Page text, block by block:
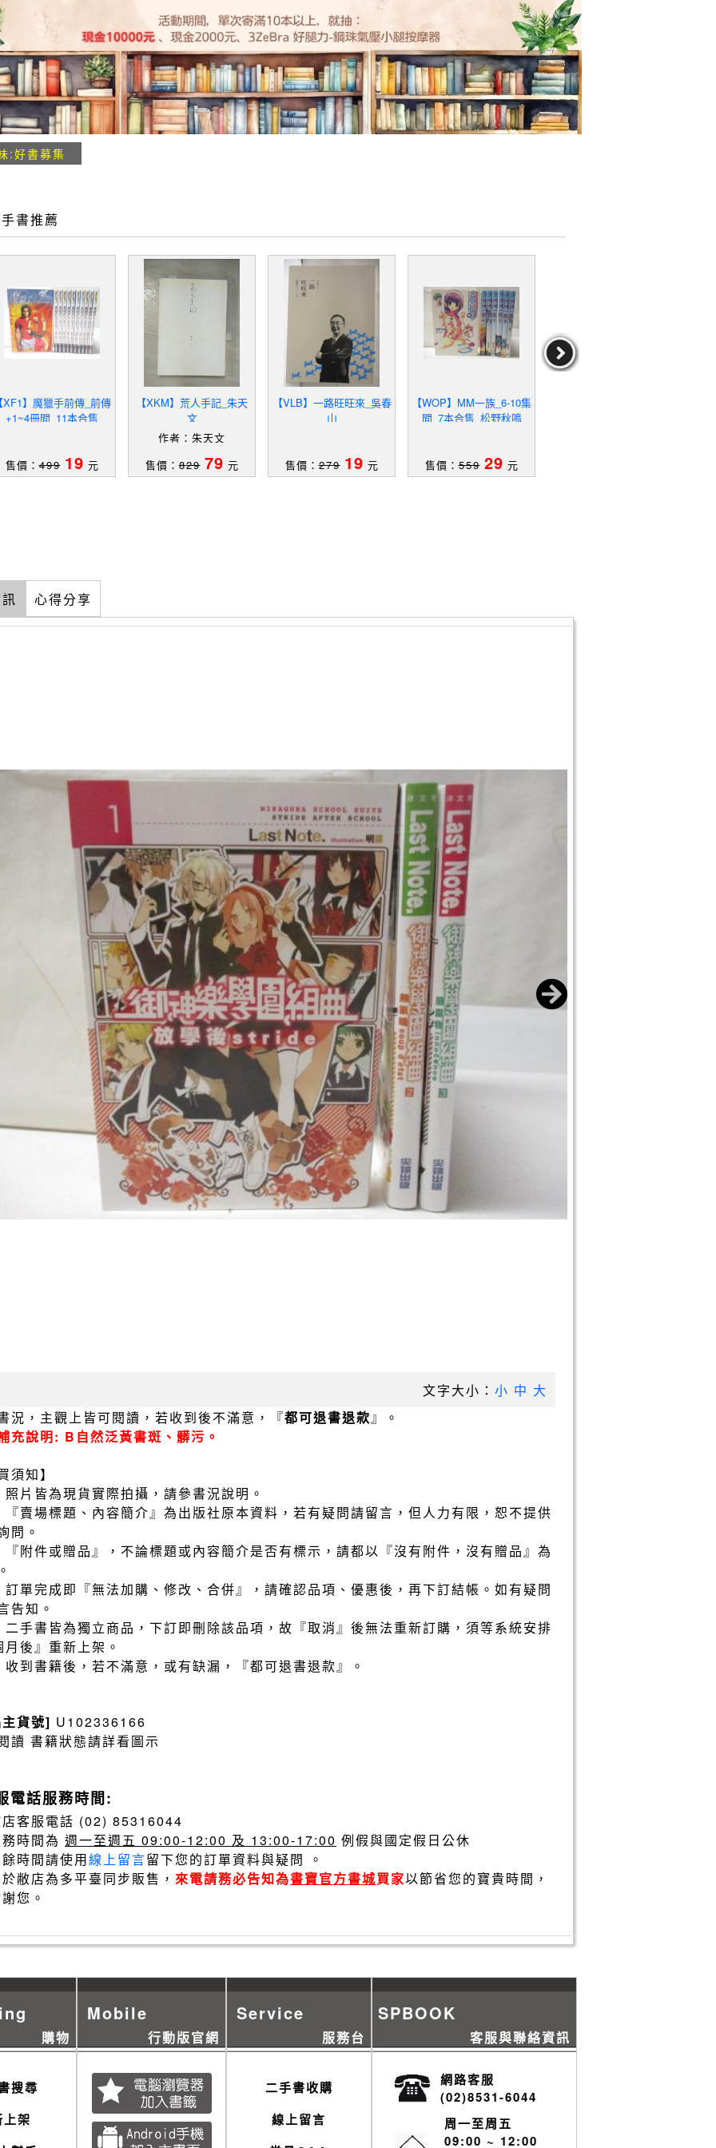
:好書募集
書推薦
XF1】魔獵手前傳_前傳
+1~4冊間_11本合售
售價：499 19 元
【XKM】荒人手記_朱天
文
作者：朱天文
售價：829 79 元
【VLB】一路旺旺來_吳春
山
售價：279 19 元
【WOP】MM一族_6-10集
間_7本合售_松野秋鳴
售價：559 29 元
心得分享
文字大小： 小 中 大
況，主觀上皆可閱讀，若收到後不滿意，『都可退書退款』。
充說明: B自然泛黃書斑、髒污。
須知】
照片皆為現貨實際拍攝，請參書況說明。
『賣場標題、內容簡介』為出版社原本資料，若有疑問請留言，但人力有限，恕不提供
問。
『附件或贈品』，不論標題或內容簡介是否有標示，請都以『沒有附件，沒有贈品』為
訂單完成即『無法加購、修改、合併』，請確認品項、優惠後，再下訂結帳。如有疑問
告知。
二手書皆為獨立商品，下訂即刪除該品項，故『取消』後無法重新訂購，須等系統安排
後』重新上架。
收到書籍後，若不滿意，或有缺漏，『都可退書退款』。
貨號] U102336166
讀 書籍狀態請詳看圖示
電話服務時間:
客服電話 (02) 85316044
時間為 週一至週五 09:00-12:00 及 13:00-17:00 例假與國定假日公休
時間請使用線上留言留下您的訂單資料與疑問 。
敝店為多平臺同步販售， 來電請務必告知為書寶官方書城買家以節省您的寶貴時間，
您。
購物
搜尋
架
Mobile
行動版官網
Service
服務台
二手書收購
線上留言
SPBOOK
客服與聯絡資訊
網路客服
(02)8531-6044
周一至周五
09:00 ~ 12:00